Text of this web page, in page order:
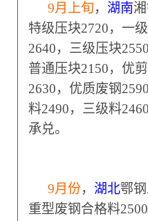
9月上旬， 湖南
特级压块2720，一
2640，三级压块
普通压块2150，优
2630，优质废钢
料2490，三级料
承兑。
9月份， 湖北鄂
重型废钢合格料